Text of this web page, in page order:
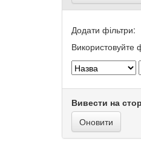
Додати фільтри:
Використовуйте
Вивести на